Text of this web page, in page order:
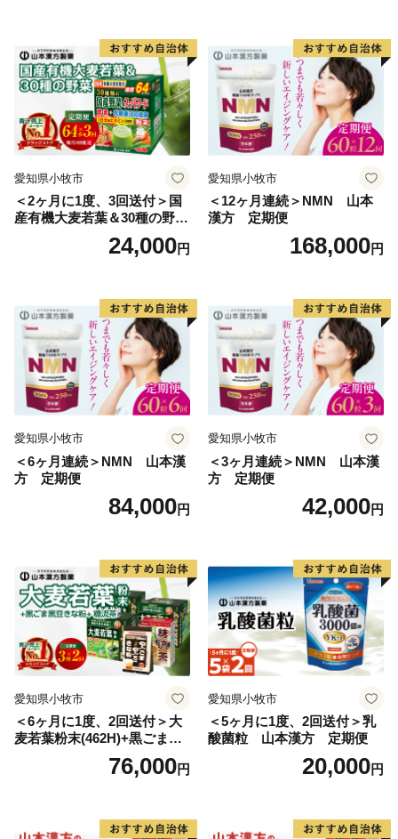
明石市はふるさと納税の対象団体として、総務大臣から
指定を受けております。
寄附をいただいた場合は、税制上の特例控除を受けるこ
とができます。
指定対象期間は、令和７年１０月１日から令和８年９月
３０日までとなります。
愛知県小牧市
＜2ヶ月に1度、3回送付＞国
産有機大麦若葉＆30種の野
菜 山本漢方 定期便
24,000円
愛知県小牧市
＜12ヶ月連続＞NMN 山本
漢方 定期便
168,000円
愛知県小牧市
＜6ヶ月連続＞NMN 山本漢
方 定期便
84,000円
愛知県小牧市
＜3ヶ月連続＞NMN 山本漢
方 定期便
42,000円
愛知県小牧市
＜6ヶ月に1度、2回送付＞大
麦若葉粉末(462H)+黒ごま黒
豆きな粉+ 糖流茶 山本漢
76,000円
愛知県小牧市
＜5ヶ月に1度、2回送付＞乳
酸菌粒 山本漢方 定期便
20,000円